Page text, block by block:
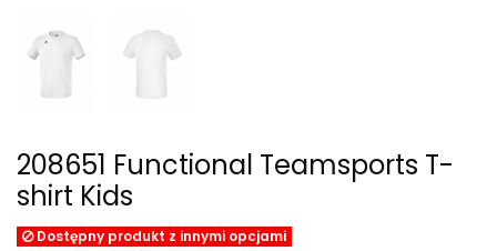
208651 Functional Teamsports T-
shirt Kids
Dostępny produkt z innymi opcjami